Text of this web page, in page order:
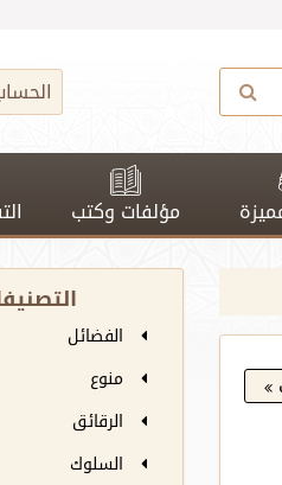
مؤلفات وكتب
الفضائل
منوع
الرقائق
السلوك